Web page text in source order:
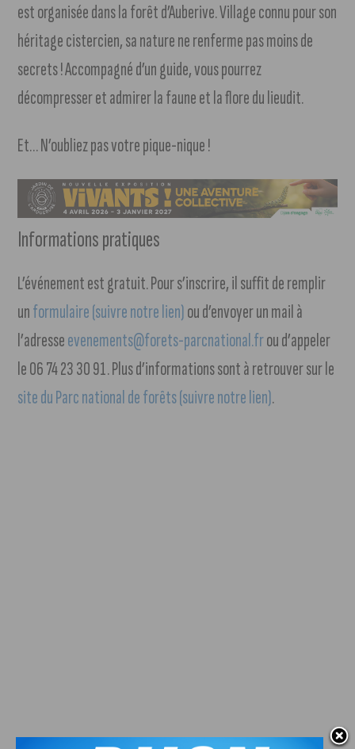
est organisée dans la forêt d’Auberive. Village connu pour son
héritage cistercien, sa nature ne renferme pas moins de
secrets ! Accompagné d’un guide, vous pourrez
décompresser et admirer la faune et la flore du lieudit.
Et… N’oubliez pas votre pique-nique !
Informations pratiques
L’événement est gratuit. Pour s’inscrire, il suffit de remplir
unformulaire (suivre notre lien)ou d’envoyer un mail à
l’adresseevenements@forets-parcnational.frou d’appeler
le 06 74 23 30 91. Plus d’informations sont à retrouver sur le
site du Parc national de forêts (suivre notre lien).